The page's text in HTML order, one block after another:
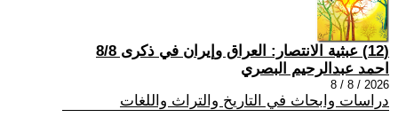
(12) عبثية الانتصار: العراق وإيران في ذكرى 8/8
احمد عبدالرحيم البصري
2026 / 8 / 8
دراسات وابحاث في التاريخ والتراث واللغات